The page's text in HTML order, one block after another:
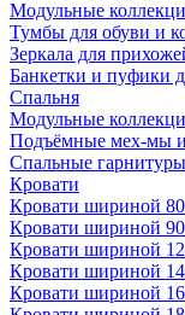
Модульные
Тумбы для обуви и
Зеркала для
Банкетки и пуфики
Спальня
Модульные
Подъёмные мех-мы и
Спальные гарнитуры
Кровати
Кровати шириной
Кровати шириной
Кровати шириной
Кровати шириной
Кровати шириной